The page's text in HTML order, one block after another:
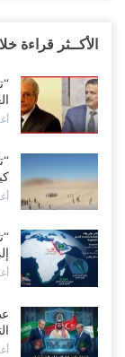
الأكــثر قراءة